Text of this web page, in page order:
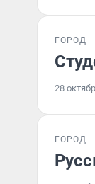
ГОРОД
28
ГОРОД